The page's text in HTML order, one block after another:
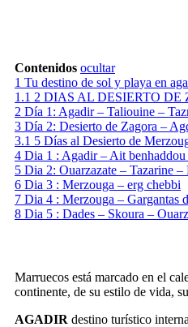
Contenidos ocultar
1 Tu destino de sol y playa en
1.1 2 DIAS AL DESIERTO DE
2 Día 1: Agadir – Taliouine –
3 Día 2: Desierto de Zagora –
3.1 5 Días al Desierto de
4 Dia 1 : Agadir – Ait benhaddou
5 Dia 2: Ouarzazate – Tazarine –
6 Dia 3 : Merzouga – erg chebbi
7 Dia 4 : Merzouga – Gargantas
8 Dia 5 : Dades – Skoura –
Marruecos está marcado en el
continente, de su estilo de vida,
AGADIR destino turístico